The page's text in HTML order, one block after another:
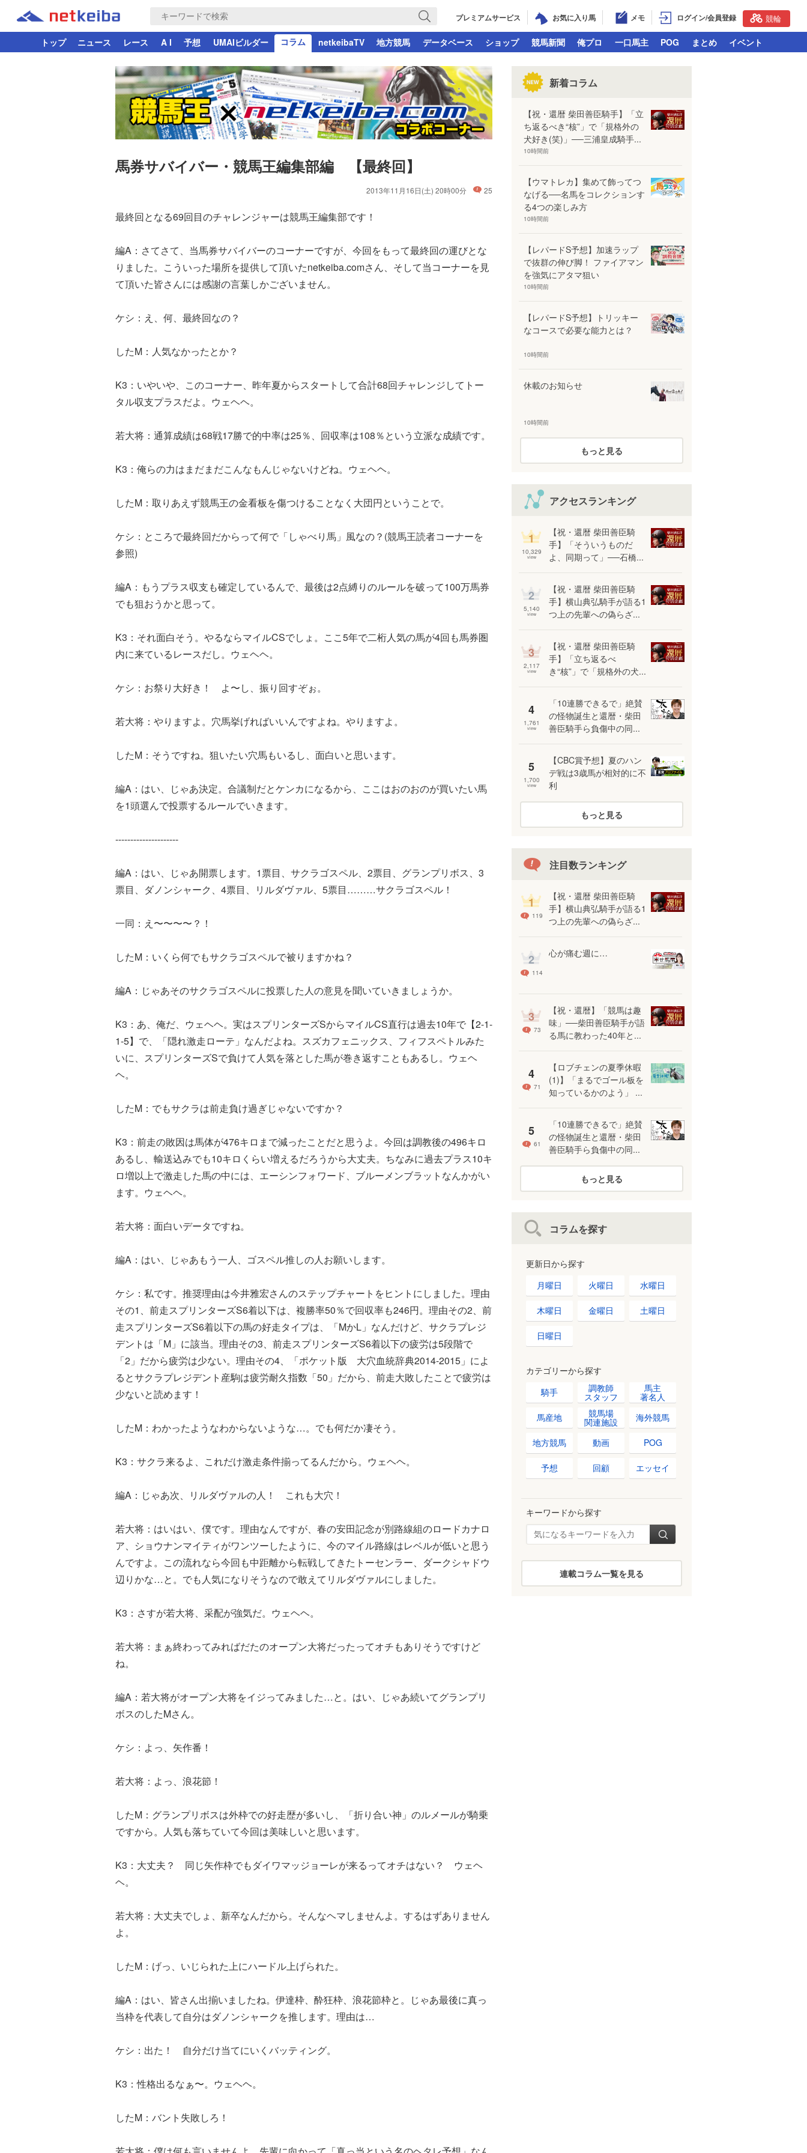
プレミアムサービス お気に入り馬 メモ ログイン/会員登録 競輪
トップ ニュース レース A I 予想 UMAIビルダー コラム netkeibaTV 地方競馬 データベース ショップ 競馬新聞 俺プロ 一口馬主 POG まとめ イベント
馬券サバイバー・競馬王編集部編 【最終回】
2013年11月16日(土) 20時00分 25
最終回となる69回目のチャレンジャーは競馬王編集部です！
編A：さてさて、当馬券サバイバーのコーナーですが、今回をもって最終回の運びとな
りました。こういった場所を提供して頂いたnetkeiba.comさん、そして当コーナーを見
て頂いた皆さんには感謝の言葉しかございません。
ケシ：え、何、最終回なの？
したM：人気なかったとか？
K3：いやいや、このコーナー、昨年夏からスタートして合計68回チャレンジしてトー
タル収支プラスだよ。ウェヘヘ。
若大将：通算成績は68戦17勝で的中率は25％、回収率は108％という立派な成績です。
K3：俺らの力はまだまだこんなもんじゃないけどね。ウェヘヘ。
したM：取りあえず競馬王の金看板を傷つけることなく大団円ということで。
ケシ：ところで最終回だからって何で「しゃべり馬」風なの？(競馬王読者コーナーを
参照)
編A：もうプラス収支も確定しているんで、最後は2点縛りのルールを破って100万馬券
でも狙おうかと思って。
K3：それ面白そう。やるならマイルCSでしょ。ここ5年で二桁人気の馬が4回も馬券圏
内に来ているレースだし。ウェヘヘ。
ケシ：お祭り大好き！ よ〜し、振り回すぞぉ。
若大将：やりますよ。穴馬挙げればいいんですよね。やりますよ。
したM：そうですね。狙いたい穴馬もいるし、面白いと思います。
編A：はい、じゃあ決定。合議制だとケンカになるから、ここはおのおのが買いたい馬
を1頭選んで投票するルールでいきます。
---------------------
編A：はい、じゃあ開票します。1票目、サクラゴスペル、2票目、グランプリボス、3
票目、ダノンシャーク、4票目、リルダヴァル、5票目………サクラゴスペル！
一同：え〜〜〜〜？！
したM：いくら何でもサクラゴスペルで被りますかね？
編A：じゃあそのサクラゴスペルに投票した人の意見を聞いていきましょうか。
K3：あ、俺だ、ウェヘヘ。実はスプリンターズSからマイルCS直行は過去10年で【2-1-
1-5】で、「隠れ激走ローテ」なんだよね。スズカフェニックス、フィフスペトルみた
いに、スプリンターズSで負けて人気を落とした馬が巻き返すこともあるし。ウェヘ
ヘ。
したM：でもサクラは前走負け過ぎじゃないですか？
K3：前走の敗因は馬体が476キロまで減ったことだと思うよ。今回は調教後の496キロ
あるし、輸送込みでも10キロくらい増えるだろうから大丈夫。ちなみに過去プラス10キ
ロ増以上で激走した馬の中には、エーシンフォワード、ブルーメンブラットなんかがい
ます。ウェヘヘ。
若大将：面白いデータですね。
編A：はい、じゃあもう一人、ゴスペル推しの人お願いします。
ケシ：私です。推奨理由は今井雅宏さんのステップチャートをヒントにしました。理由
その1、前走スプリンターズS6着以下は、複勝率50％で回収率も246円。理由その2、前
走スプリンターズS6着以下の馬の好走タイプは、「MかL」なんだけど、サクラプレジ
デントは「M」に該当。理由その3、前走スプリンターズS6着以下の疲労は5段階で
「2」だから疲労は少ない。理由その4、「ポケット版 大穴血統辞典2014-2015」によ
るとサクラプレジデント産駒は疲労耐久指数「50」だから、前走大敗したことで疲労は
少ないと読めます！
したM：わかったようなわからないような…。でも何だか凄そう。
K3：サクラ来るよ、これだけ激走条件揃ってるんだから。ウェヘヘ。
編A：じゃあ次、リルダヴァルの人！ これも大穴！
若大将：はいはい、僕です。理由なんですが、春の安田記念が別路線組のロードカナロ
ア、ショウナンマイティがワンツーしたように、今のマイル路線はレベルが低いと思う
んですよ。この流れなら今回も中距離から転戦してきたトーセンラー、ダークシャドウ
辺りかな…と。でも人気になりそうなので敢えてリルダヴァルにしました。
K3：さすが若大将、采配が強気だ。ウェヘヘ。
若大将：まぁ終わってみればだたのオープン大将だったってオチもありそうですけど
ね。
編A：若大将がオープン大将をイジってみました…と。はい、じゃあ続いてグランプリ
ボスのしたMさん。
ケシ：よっ、矢作番！
若大将：よっ、浪花節！
したM：グランプリボスは外枠での好走歴が多いし、「折り合い神」のルメールが騎乗
ですから。人気も落ちていて今回は美味しいと思います。
K3：大丈夫？ 同じ矢作枠でもダイワマッジョーレが来るってオチはない？ ウェヘ
ヘ。
若大将：大丈夫でしょ、新卒なんだから。そんなヘマしませんよ。するはずありません
よ。
したM：げっ、いじられた上にハードル上げられた。
編A：はい、皆さん出揃いましたね。伊達枠、酔狂枠、浪花節枠と。じゃあ最後に真っ
当枠を代表して自分はダノンシャークを推します。理由は…
ケシ：出た！ 自分だけ当てにいくバッティング。
K3：性格出るなぁ〜。ウェヘヘ。
したM：バント失敗しろ！
新着コラム
【祝・還暦 柴田善臣騎手】「立
ち返るべき“核”」で「規格外の
犬好き(笑)」──三浦皇成騎手...
10時間前
【ウマトレカ】集めて飾ってつ
なげる──名馬をコレクションす
る4つの楽しみ方
10時間前
【レパードS予想】加速ラップ
で抜群の伸び脚！ ファイアマン
を強気にアタマ狙い
10時間前
【レパードS予想】トリッキー
なコースで必要な能力とは？
10時間前
休載のお知らせ
10時間前
もっと見る
アクセスランキング
1
10,329
view
【祝・還暦 柴田善臣騎
手】「そういうものだ
よ、同期って」──石橋...
2
5,140
view
【祝・還暦 柴田善臣騎
手】横山典弘騎手が語る1
つ上の先輩への偽らざ...
3
2,117
view
【祝・還暦 柴田善臣騎
手】「立ち返るべ
き“核”」で「規格外の犬...
4
1,761
view
「10連勝できるで」絶賛
の怪物誕生と還暦・柴田
善臣騎手ら負傷中の同...
5
1,700
view
【CBC賞予想】夏のハン
デ戦は3歳馬が相対的に不
利
もっと見る
注目数ランキング
1
119
【祝・還暦 柴田善臣騎
手】横山典弘騎手が語る1
つ上の先輩への偽らざ...
2
114
心が痛む週に…
3
73
【祝・還暦】「競馬は趣
味」──柴田善臣騎手が語
る馬に教わった40年と...
4
71
【ロブチェンの夏季休暇
(1)】「まるでゴール板を
知っているかのよう」 ...
5
61
「10連勝できるで」絶賛
の怪物誕生と還暦・柴田
善臣騎手ら負傷中の同...
もっと見る
コラムを探す
更新日から探す
月曜日
火曜日 水曜日
木曜日 金曜日 土曜日
日曜日
カテゴリーから探す
騎手
調教師
スタッフ
馬主
著名人
馬産地
競馬場
関連施設 海外競馬
地方競馬 動画 POG
予想 回顧 エッセイ
キーワードから探す
連載コラム一覧を見る